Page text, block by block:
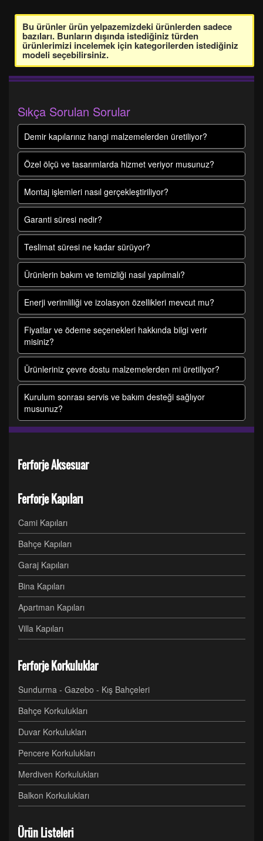
Bu ürünler ürün yelpazemizdeki ürünlerden sadece
bazıları. Bunların dışında istediğiniz türden
ürünlerimizi incelemek için kategorilerden istediğiniz
modeli seçebilirsiniz.
Sıkça Sorulan Sorular
Demir kapılarınız hangi malzemelerden üretiliyor?
Özel ölçü ve tasarımlarda hizmet veriyor musunuz?
Montaj işlemleri nasıl gerçekleştiriliyor?
Garanti süresi nedir?
Teslimat süresi ne kadar sürüyor?
Ürünlerin bakım ve temizliği nasıl yapılmalı?
Enerji verimliliği ve izolasyon özellikleri mevcut mu?
Fiyatlar ve ödeme seçenekleri hakkında bilgi verir
misiniz?
Ürünleriniz çevre dostu malzemelerden mi üretiliyor?
Kurulum sonrası servis ve bakım desteği sağlıyor
musunuz?
Ferforje Aksesuar
Ferforje Kapıları
Cami Kapıları
Bahçe Kapıları
Garaj Kapıları
Bina Kapıları
Apartman Kapıları
Villa Kapıları
Ferforje Korkuluklar
Sundurma - Gazebo - Kış Bahçeleri
Bahçe Korkulukları
Duvar Korkulukları
Pencere Korkulukları
Merdiven Korkulukları
Balkon Korkulukları
Ürün Listeleri